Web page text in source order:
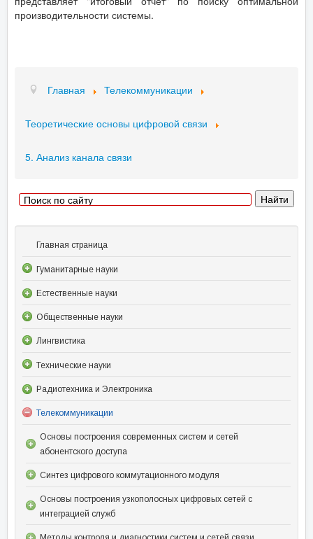
производительности системы.
Главная Телекоммуникации
Теоретические основы цифровой связи
5. Анализ канала связи
Главная страница
Гуманитарные науки
Естественные науки
Общественные науки
Лингвистика
Технические науки
Радиотехника и Электроника
Телекоммуникации
Основы построения современных систем и сетей
абонентского доступа
Синтез цифрового коммутационного модуля
Основы построения узкополосных цифровых сетей с
интеграцией служб